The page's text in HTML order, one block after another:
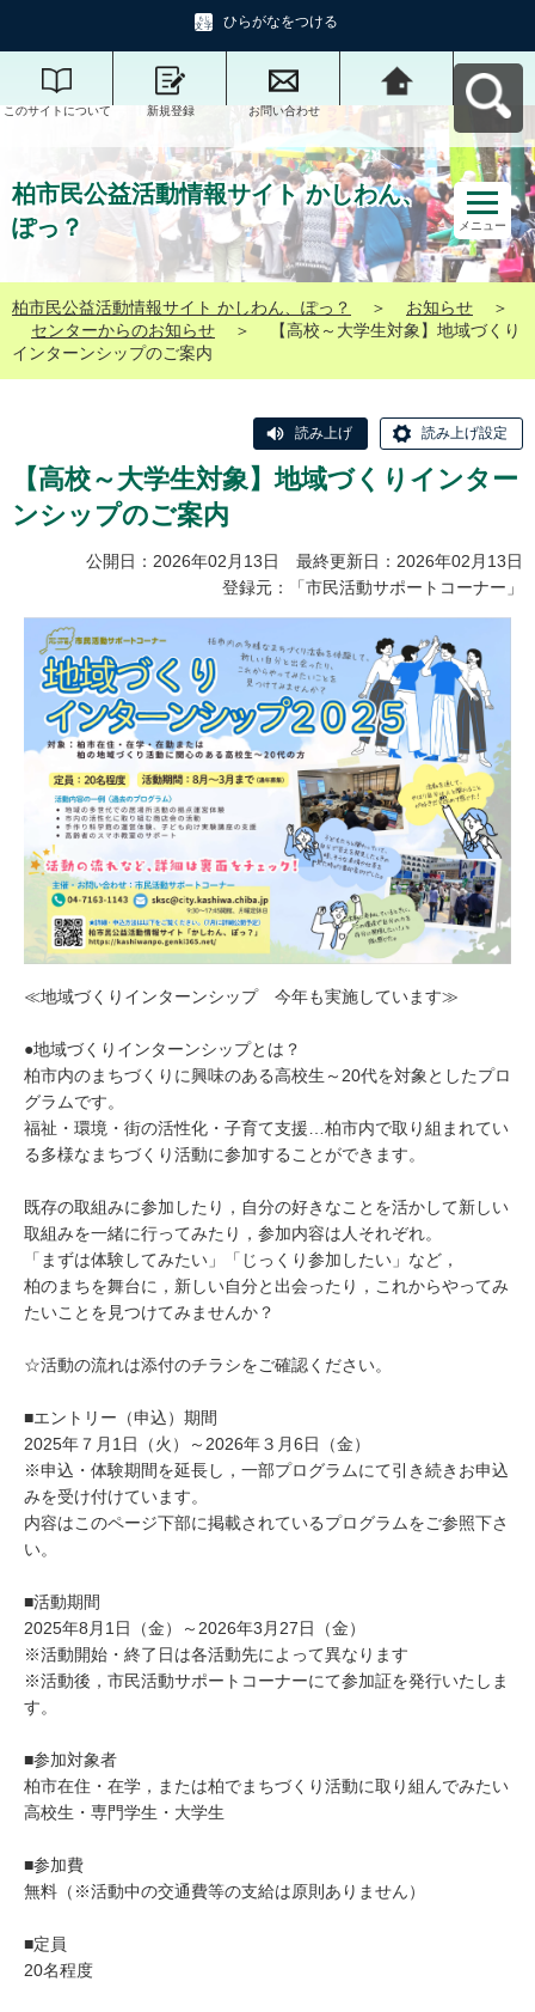
ひらがなをつける
このサイトについて 新規登録 お問い合わせ
柏市民公益活動情報
サイト かしわん、ぽ
っ？へ戻る
柏市民公益活動情報サイト かしわん、
ぽっ？
メニュー
柏市民公益活動情報サイト かしわん、ぽっ？ ＞ お知らせ
＞
センターからのお知らせ
＞
【高校～大学生対象】地域づくり
インターンシップのご案内
読み上げ 読み上げ設定
【高校～大学生対象】地域づくりインター
ンシップのご案内
公開日：2026年02月13日 最終更新日：2026年02月13日
登録元：「市民活動サポートコーナー」
≪地域づくりインターンシップ 今年も実施しています≫
●地域づくりインターンシップとは？
柏市内のまちづくりに興味のある高校生～20代を対象としたプロ
グラムです。
福祉・環境・街の活性化・子育て支援…柏市内で取り組まれてい
る多様なまちづくり活動に参加することができます。
既存の取組みに参加したり，自分の好きなことを活かして新しい
取組みを一緒に行ってみたり，参加内容は人それぞれ。
「まずは体験してみたい」「じっくり参加したい」など，
柏のまちを舞台に，新しい自分と出会ったり，これからやってみ
たいことを見つけてみませんか？
☆活動の流れは添付のチラシをご確認ください。
■エントリー（申込）期間
2025年７月1日（火）～2026年３月6日（金）
※申込・体験期間を延長し，一部プログラムにて引き続きお申込
みを受け付けています。
内容はこのページ下部に掲載されているプログラムをご参照下さ
い。
■活動期間
2025年8月1日（金）～2026年3月27日（金）
※活動開始・終了日は各活動先によって異なります
※活動後，市民活動サポートコーナーにて参加証を発行いたしま
す。
■参加対象者
柏市在住・在学，または柏でまちづくり活動に取り組んでみたい
高校生・専門学生・大学生
■参加費
無料（※活動中の交通費等の支給は原則ありません）
■定員
20名程度